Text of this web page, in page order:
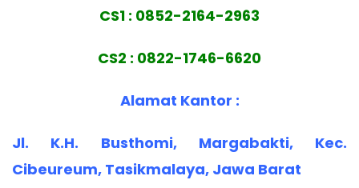
CS1 : 0852-2164-2963
CS2 : 0822-1746-6620
Alamat Kantor :
Jl. K.H. Busthomi, Margabakti, Kec.
Cibeureum, Tasikmalaya, Jawa Barat